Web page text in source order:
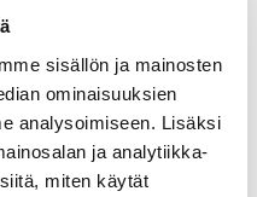
sisällön ja mainosten
ominaisuuksien
analysoimiseen. Lisäksi
ja analytiikka-
miten käytät